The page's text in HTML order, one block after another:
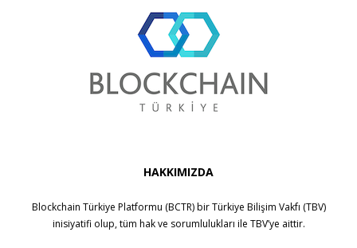
HAKKIMIZDA
Blockchain Türkiye Platformu (BCTR) birTürkiye Bilişim Vakfı (TBV)
inisiyatifi olup, tüm hak ve sorumlulukları ile TBV’ye aittir.